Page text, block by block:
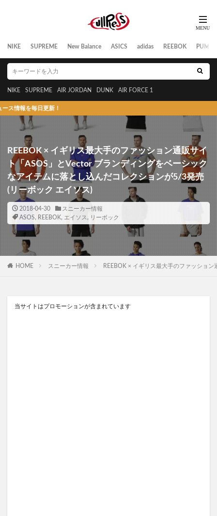
NIKE SUPREME New Balance ASICS adidas REEBOK PUMA
NIKE SUPREME AIR JORDAN DUNK AIR FORCE 1
毎日更新！
REEBOK × イギリス最大手のファッション通販サイ
ト「ASOS」とVector ブランディングをベーシック
なアイテムに落とし込んだコレクションが5/3発売
(リーボック エイソス)
2018-04-30
スニーカー情報
ASOS, REEBOK, エイソス , リーボック
HOME スニーカー情報 REEBOK × イギリス最大手のファッショ
当サイトはプロモーションが含まれています